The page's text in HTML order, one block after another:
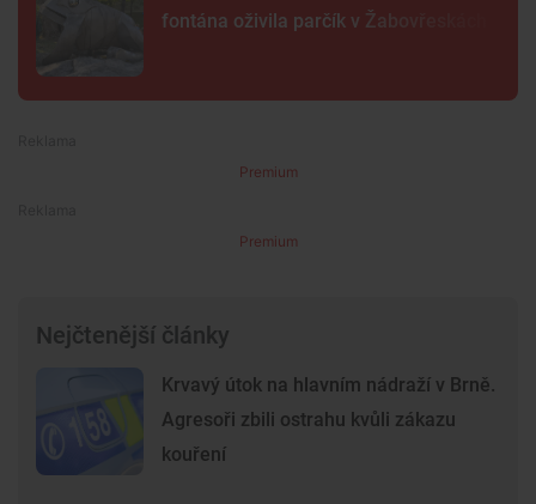
fontána oživila parčík v Žabovřeskách
Premium
Premium
Nejčtenější články
Krvavý útok na hlavním nádraží v Brně.
Agresoři zbili ostrahu kvůli zákazu
kouření